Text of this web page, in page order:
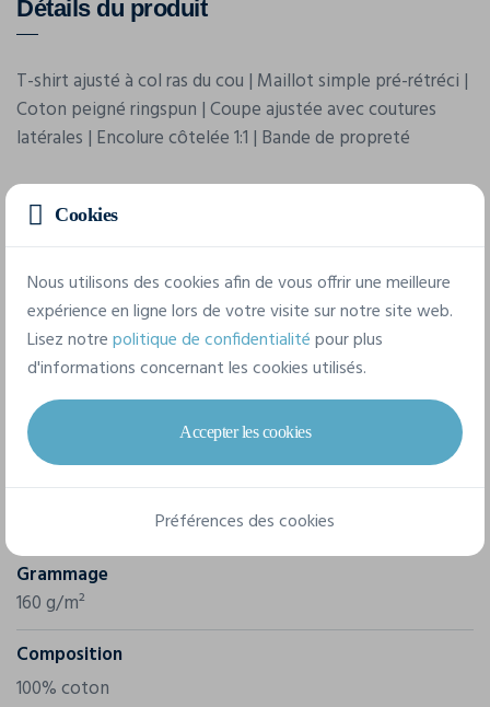
Détails du produit
T-shirt ajusté à col ras du cou | Maillot simple pré-rétréci |
Coton peigné ringspun | Coupe ajustée avec coutures
latérales | Encolure côtelée 1:1 | Bande de propreté
Caractéristiques
Marque
James & Nicholson
Référence
Grammage
160 g/m²
Composition
100% coton
Cookies
Nous utilisons des cookies afin de vous offrir une meilleure
expérience en ligne lors de votre visite sur notre site web.
Lisez notrepolitique de confidentialitépour plus
d'informations concernant les cookies utilisés.
Accepter les cookies
Préférences des cookies